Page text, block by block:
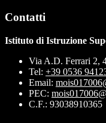
Contatti
Istituto di Istruzione
Via A.D. Ferrari 2,
Tel: +39 0536
Email:
PEC:
C.F.: 93038910365